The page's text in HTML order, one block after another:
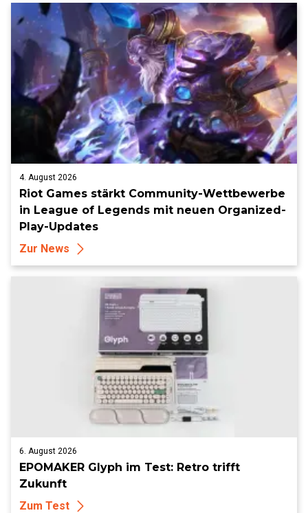
4. August 2026
Riot Games stärkt Community-Wettbewerbe
in League of Legends mit neuen Organized-
Play-Updates
Zur News
6. August 2026
EPOMAKER Glyph im Test: Retro trifft
Zukunft
Zum Test